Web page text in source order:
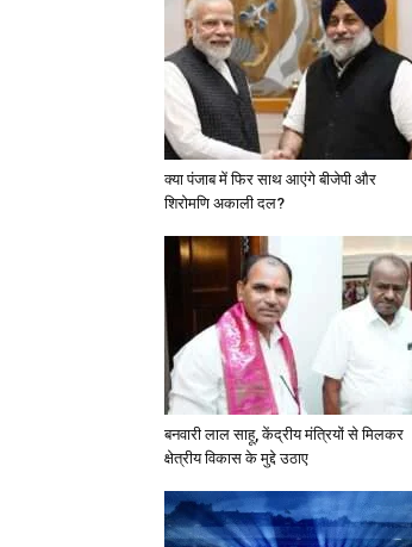
क्या पंजाब में फिर साथ आएंगे बीजेपी और
शिरोमणि अकाली दल?
बनवारी लाल साहू, केंद्रीय मंत्रियों से मिलकर
क्षेत्रीय विकास के मुद्दे उठाए